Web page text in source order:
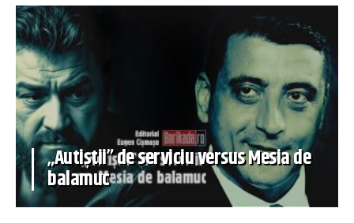
„Autiștii” de serviciu versus Mesia de
balamuc